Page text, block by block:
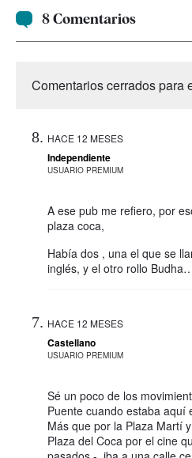
8 Comentarios
Comentarios cerrados para
HACE 12 MESES
Independiente
USUARIO PREMIUM
A ese pub me refiero, por
plaza coca,
Había dos , una el que se
inglés, y el otro rollo
HACE 12 MESES
Castellano
USUARIO PREMIUM
Sé un poco de los
Puente cuando estaba aquí
Más que por la Plaza Martí
Plaza del Coca por el cine